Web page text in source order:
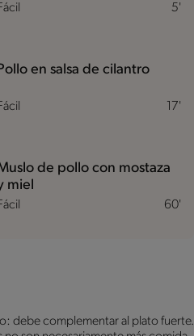
5'
17'
Pollo en salsa de cilantro
60'
de pollo con mostaza
miel
debe complementar al plato fuerte.